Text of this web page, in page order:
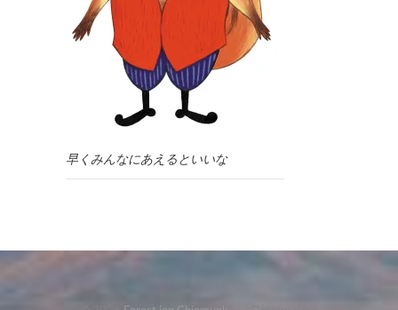
早くみんなにあえるといいな